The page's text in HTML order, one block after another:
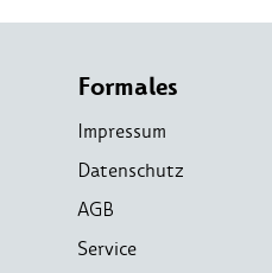
Formales
Impressum
Datenschutz
AGB
Service